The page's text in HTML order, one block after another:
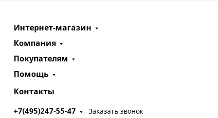
Интернет-магазин
Компания
Покупателям
Помощь
Контакты
+7(495)247-55-47 Заказать звонок